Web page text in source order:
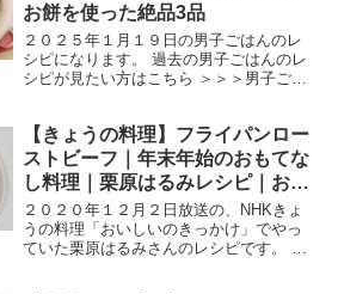
お餅を使った絶品3品
２０２５年１月１９日の男子ごはんのレ
シピになります。 過去の男子ごはんのレ
シピが見たい方はこちら ＞＞＞男子ごは
５０cc 牛乳 １００cc シーフードミッ
クス（...
【きょうの料理】フライパンロー
ストビーフ｜年末年始のおもてな
し料理｜栗原はるみレシピ｜おい
しいのきっかけ
２０２０年１２月２日放送の、NHKきょ
うの料理「おいしいのきっかけ」でやっ
ていた栗原はるみさんのレシピです。 手